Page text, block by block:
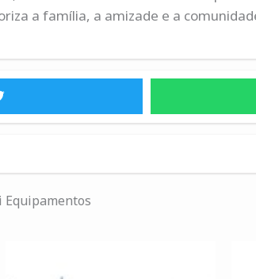
a família, a amizade e a
Equipamentos